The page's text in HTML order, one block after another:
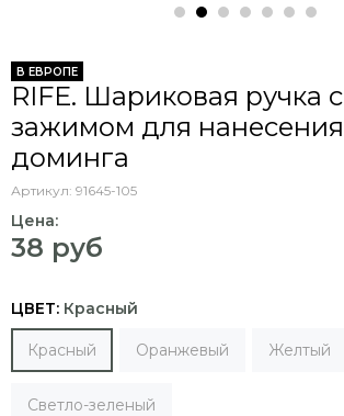
В ЕВРОПЕ
RIFE. Шариковая ручка с
зажимом для нанесения
доминга
Артикул: 91645-105
Цена:
38 руб
ЦВЕТ: Красный
Красный Оранжевый Желтый
Светло-зеленый